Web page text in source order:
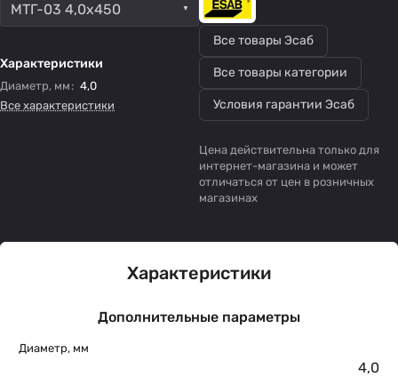
МТГ-03 4,0х450
Характеристики
Диаметр, мм : 4,0
Все характеристики
Все товары Эсаб
Все товары категории
Условия гарантии Эсаб
Цена действительна только для
интернет-магазина и может
отличаться от цен в розничных
магазинах
Характеристики
Дополнительные параметры
Диаметр, мм
4,0